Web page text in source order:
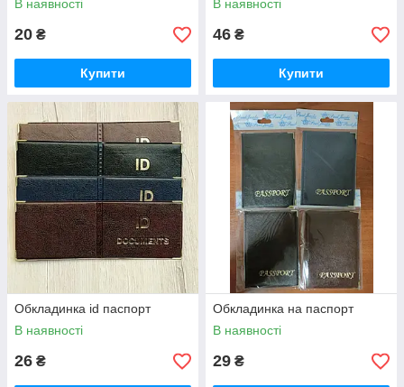
В наявності
20 ₴
Купити
В наявності
46 ₴
Купити
Обкладинка id паспорт
В наявності
26 ₴
Обкладинка на паспорт
В наявності
29 ₴